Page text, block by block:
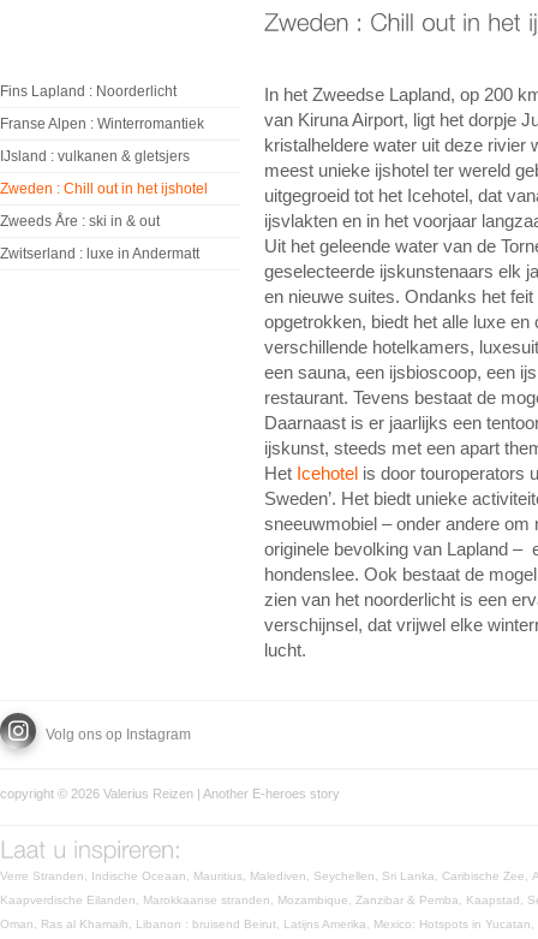
Fins Lapland : Noorderlicht
Franse Alpen : Winterromantiek
IJsland : vulkanen & gletsjers
Zweden : Chill out in het ijshotel
Zweeds Åre : ski in & out
Zwitserland : luxe in Andermatt
In het Zweedse Lapland, op 200
van Kiruna Airport, ligt het dorpje
kristalheldere water uit deze rivier
meest unieke ijshotel ter wereld
uitgegroeid tot het Icehotel, dat
ijsvlakten en in het voorjaar
Uit het geleende water van de
geselecteerde ijskunstenaars elk
en nieuwe suites. Ondanks het
opgetrokken, biedt het alle luxe
verschillende hotelkamers,
een sauna, een ijsbioscoop, een
restaurant. Tevens bestaat de
Daarnaast is er jaarlijks een
ijskunst, steeds met een apart
Het Icehotel is door touroperators
Sweden’. Het biedt unieke
sneeuwmobiel – onder andere
originele bevolking van Lapland –
hondenslee. Ook bestaat de
zien van het noorderlicht is een
verschijnsel, dat vrijwel elke
lucht.
Volg ons op Instagram
copyright © 2026 Valerius Reizen | Another E-heroes story
Verre Stranden, Indische Oceaan, Mauritius, Malediven, Seychellen, Sri Lanka, Caribische Zee,
Kaapverdische Eilanden, Marokkaanse stranden, Mozambique, Zanzibar & Pemba, Kaapstad,
Oman, Ras al Khamaih, Libanon : bruisend Beirut, Latijns Amerika, Mexico: Hotspots in Yucatan,